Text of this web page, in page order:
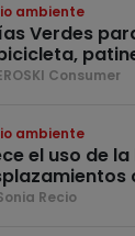
ambiente
Verdes
Consumer
ambiente
el uso de
Recio